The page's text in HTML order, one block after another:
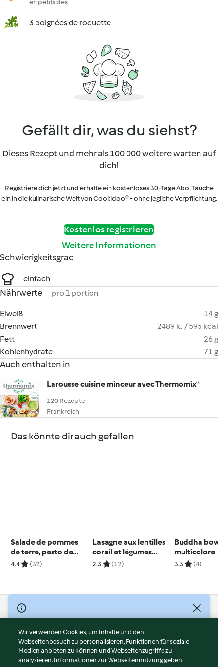
en petits dés
3 poignées de roquette
Gefällt dir, was du siehst?
Dieses Rezept und mehr als 100 000 weitere warten auf
dich!
Registriere dich jetzt und erhalte ein kostenloses 30-Tage Abo. Tauche
ein in die kulinarische Welt von Cookidoo® - ohne jegliche Verpflichtung.
Kostenlos registrieren
Weitere Informationen
Schwierigkeitsgrad
einfach
Nährwerte pro 1 portion
Eiweiß
14 g
Brennwert
2489 kJ / 595 kcal
Fett
26 g
Kohlenhydrate
71 g
Auch enthalten in
Larousse cuisine minceur avec Thermomix®
120 Rezepte
Frankreich
Das könnte dir auch gefallen
Salade de pommes
de terre, pesto de
cresson
4.4 (32)
Lasagne aux lentilles
corail et légumes
d'été (sans gluten ni
2.3 (12)
Buddha
multicolore
3.3 (4)
© Copyright 2026
Nutzungsbedingungen
Datenschutzrichtlinien
Disclaimer
Wir verwenden Cookies, um Inhalte und den
Webseitenbesuch zu personalisieren, Funktionen für soziale
Medien anbieten zu können und Webseitenzugriffe zu
analysieren. Informationen zur Webseitennutzung geben